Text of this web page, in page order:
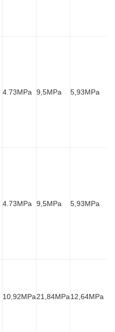
4.73MPa 9,5MPa 5,93MPa
4.73MPa 9,5MPa 5,93MPa
10,92MPa21,84MPa12,64MPa